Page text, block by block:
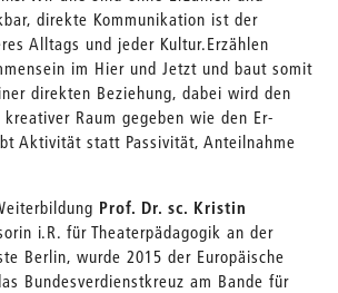
direkte Kommunikation ist der
Alltags und jeder Kultur.Erzählen
im Hier und Jetzt und baut somit
direkten Beziehung, dabei wird den
kreativer Raum gegeben wie den Er­
Aktivität statt Passivität, Anteilnahme
Prof. Dr. sc. Kristin
i.R. für Theaterpädagogik an der
Berlin, wurde 2015 der Europäische
Bundesverdienstkreuz am Bande für